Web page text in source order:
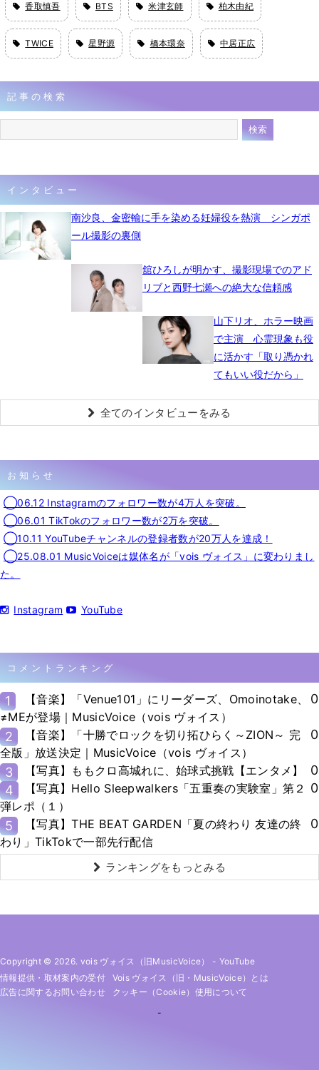
香取慎吾 BTS 米津玄師 柏木由紀
TWICE 星野源 橋本環奈 中居正広
記事の検索
インタビュー
南沙良、金密輸に手を染める妊婦役を熱演 シンガポ
ール撮影の裏側
舘ひろしが明かす、撮影現場でのアド
リブと西野七瀬への絶大な信頼感
山下リオ、ホラー映画
で主演 心霊現象も役
に活かす「取り憑かれ
てもいい役だから」
全てのインタビューをみる
お知らせ
◯06.12 Instagramのフォロワー数が4万人を突破。
◯06.01 TikTokのフォロワー数が2万を突破。
◯10.11 YouTubeチャンネルの登録者数が20万人を達成！
◯25.08.01 MusicVoiceは媒体名が「vois ヴォイス」に変わりまし
た。
Instagram YouTube
コメントランキング
1
【音楽】「Venue101」にリーダーズ、Omoinotake、
≠MEが登場｜MusicVoice（vois ヴォイス）
0
2
【音楽】「十勝でロックを切り拓ひらく～ZION～ 完
全版」放送決定｜MusicVoice（vois ヴォイス）
0
3 【写真】ももクロ高城れに、始球式挑戦【エンタメ】
0
4
【写真】Hello Sleepwalkers「五重奏の実験室」第２
弾レポ（１）
0
5
【写真】THE BEAT GARDEN「夏の終わり 友達の終
わり」TikTokで一部先行配信
0
ランキングをもっとみる
Copyright © 2026. vois ヴォイス（旧MusicVoice） - YouTube
情報提供・取材案内の受付
Vois ヴォイス（旧・MusicVoice）とは
広告に関するお問い合わせ
クッキー（cookie）使用について
-